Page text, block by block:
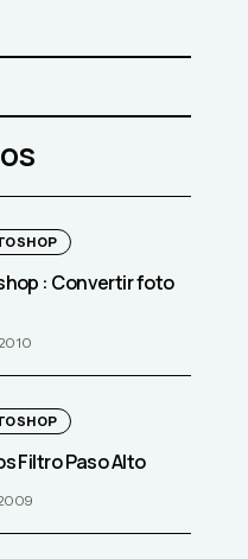
: Convertir foto
Filtro Paso Alto